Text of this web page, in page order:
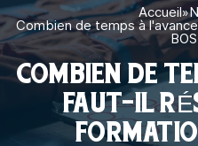
Accueil»
Combien de temps à
COMBIEN DE
FAUT-IL